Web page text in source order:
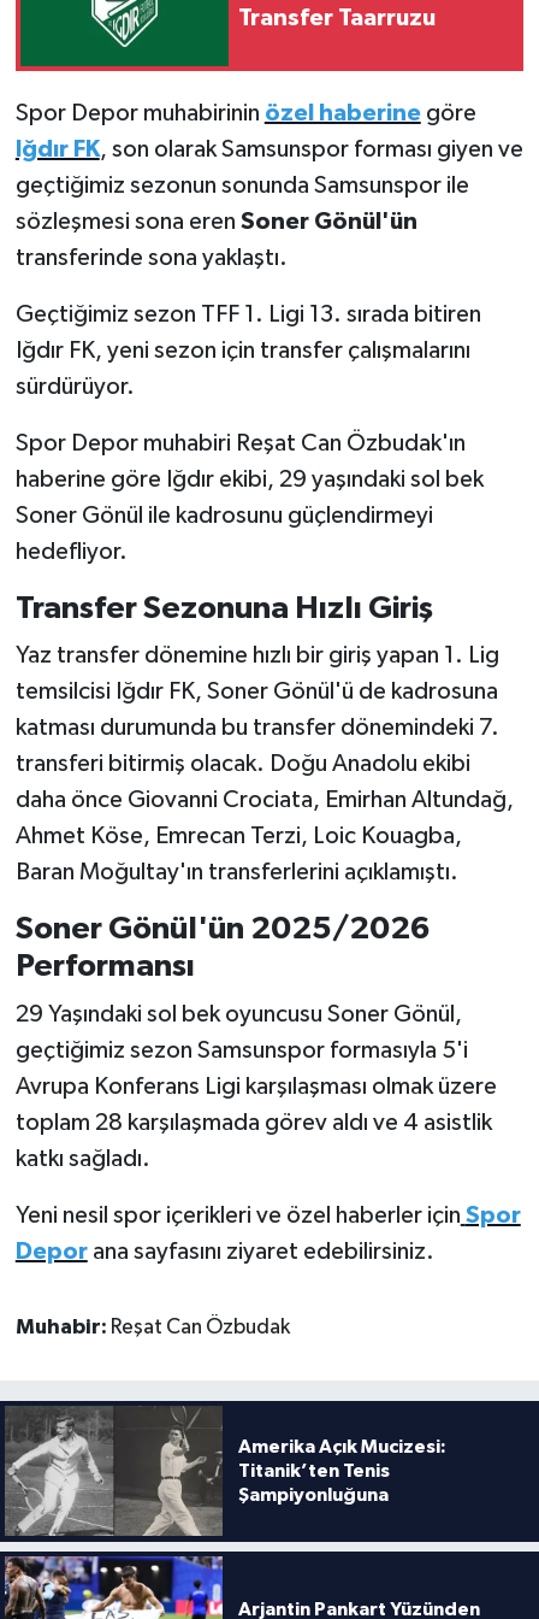
Transfer Taarruzu
Spor Depor muhabirinin özel haberine göre
Iğdır FK, son olarak Samsunspor forması giyen ve
geçtiğimiz sezonun sonunda Samsunspor ile
sözleşmesi sona eren Soner Gönül'ün
transferinde sona yaklaştı.
Geçtiğimiz sezon TFF 1. Ligi 13. sırada bitiren
Iğdır FK, yeni sezon için transfer çalışmalarını
sürdürüyor.
Spor Depor muhabiri Reşat Can Özbudak'ın
haberine göre Iğdır ekibi, 29 yaşındaki sol bek
Soner Gönül ile kadrosunu güçlendirmeyi
hedefliyor.
Transfer Sezonuna Hızlı Giriş
Yaz transfer dönemine hızlı bir giriş yapan 1. Lig
temsilcisi Iğdır FK, Soner Gönül'ü de kadrosuna
katması durumunda bu transfer dönemindeki 7.
transferi bitirmiş olacak. Doğu Anadolu ekibi
daha önce Giovanni Crociata, Emirhan Altundağ,
Ahmet Köse, Emrecan Terzi, Loic Kouagba,
Baran Moğultay'ın transferlerini açıklamıştı.
Soner Gönül'ün 2025/2026
Performansı
29 Yaşındaki sol bek oyuncusu Soner Gönül,
geçtiğimiz sezon Samsunspor formasıyla 5'i
Avrupa Konferans Ligi karşılaşması olmak üzere
toplam 28 karşılaşmada görev aldı ve 4 asistlik
katkı sağladı.
Yeni nesil spor içerikleri ve özel haberler için Spor
Deporana sayfasını ziyaret edebilirsiniz.
Muhabir: Reşat Can Özbudak
Amerika Açık Mucizesi:
Titanik’ten Tenis
Şampiyonluğuna
Arjantin Pankart Yüzünden
Kadınlar Basketbol Ligi
Diğer Basketbol Ligleri
Atletizm
Hentbol
Bisiklet
Boks
Güreş
Motor Sporları
Su Sporları
Futbolcular